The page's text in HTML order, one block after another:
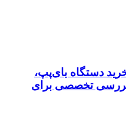
دستگاه بای‌پپ،
تخصصی برای